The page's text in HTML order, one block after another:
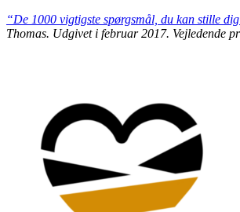
“De 1000 vigtigste spørgsmål, du kan stille
Thomas. Udgivet i februar 2017. Vejledende